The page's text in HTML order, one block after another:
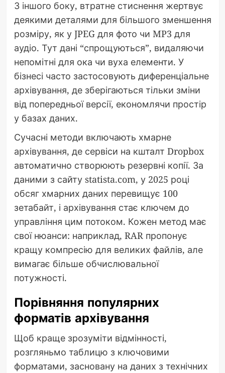
З іншого боку, втратне стиснення жертвує
деякими деталями для більшого зменшення
розміру, як у JPEG для фото чи MP3 для
аудіо. Тут дані “спрощуються”, видаляючи
непомітні для ока чи вуха елементи. У
бізнесі часто застосовують диференціальне
архівування, де зберігаються тільки зміни
від попередньої версії, економлячи простір
у базах даних.
Сучасні методи включають хмарне
архівування, де сервіси на кшталт Dropbox
автоматично створюють резервні копії. За
даними з сайту statista.com, у 2025 році
обсяг хмарних даних перевищує 100
зетабайт, і архівування стає ключем до
управління цим потоком. Кожен метод має
свої нюанси: наприклад, RAR пропонує
кращу компресію для великих файлів, але
вимагає більше обчислювальної
потужності.
Порівняння популярних
форматів архівування
Щоб краще зрозуміти відмінності,
розгляньмо таблицю з ключовими
форматами, засновану на даних з технічних